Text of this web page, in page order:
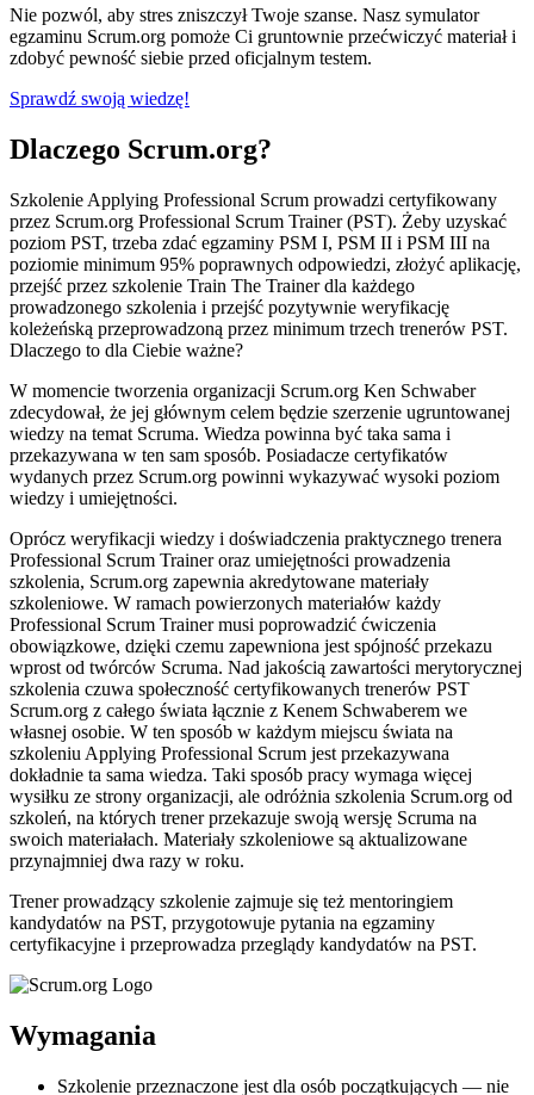
Nie pozwól, aby stres zniszczył Twoje szanse. Nasz symulator
egzaminu Scrum.org pomoże Ci gruntownie przećwiczyć materiał i
zdobyć pewność siebie przed oficjalnym testem.
Sprawdź swoją wiedzę!
Dlaczego Scrum.org?
Szkolenie Applying Professional Scrum prowadzi certyfikowany
przez Scrum.org Professional Scrum Trainer (PST). Żeby uzyskać
poziom PST, trzeba zdać egzaminy PSM I, PSM II i PSM III na
poziomie minimum 95% poprawnych odpowiedzi, złożyć aplikację,
przejść przez szkolenie Train The Trainer dla każdego
prowadzonego szkolenia i przejść pozytywnie weryfikację
koleżeńską przeprowadzoną przez minimum trzech trenerów PST.
Dlaczego to dla Ciebie ważne?
W momencie tworzenia organizacji Scrum.org Ken Schwaber
zdecydował, że jej głównym celem będzie szerzenie ugruntowanej
wiedzy na temat Scruma. Wiedza powinna być taka sama i
przekazywana w ten sam sposób. Posiadacze certyfikatów
wydanych przez Scrum.org powinni wykazywać wysoki poziom
wiedzy i umiejętności.
Oprócz weryfikacji wiedzy i doświadczenia praktycznego trenera
Professional Scrum Trainer oraz umiejętności prowadzenia
szkolenia, Scrum.org zapewnia akredytowane materiały
szkoleniowe. W ramach powierzonych materiałów każdy
Professional Scrum Trainer musi poprowadzić ćwiczenia
obowiązkowe, dzięki czemu zapewniona jest spójność przekazu
wprost od twórców Scruma. Nad jakością zawartości merytorycznej
szkolenia czuwa społeczność certyfikowanych trenerów PST
Scrum.org z całego świata łącznie z Kenem Schwaberem we
własnej osobie. W ten sposób w każdym miejscu świata na
szkoleniu Applying Professional Scrum jest przekazywana
dokładnie ta sama wiedza. Taki sposób pracy wymaga więcej
wysiłku ze strony organizacji, ale odróżnia szkolenia Scrum.org od
szkoleń, na których trener przekazuje swoją wersję Scruma na
swoich materiałach. Materiały szkoleniowe są aktualizowane
przynajmniej dwa razy w roku.
Trener prowadzący szkolenie zajmuje się też mentoringiem
kandydatów na PST, przygotowuje pytania na egzaminy
certyfikacyjne i przeprowadza przeglądy kandydatów na PST.
Wymagania
Szkolenie przeznaczone jest dla osób początkujących — nie